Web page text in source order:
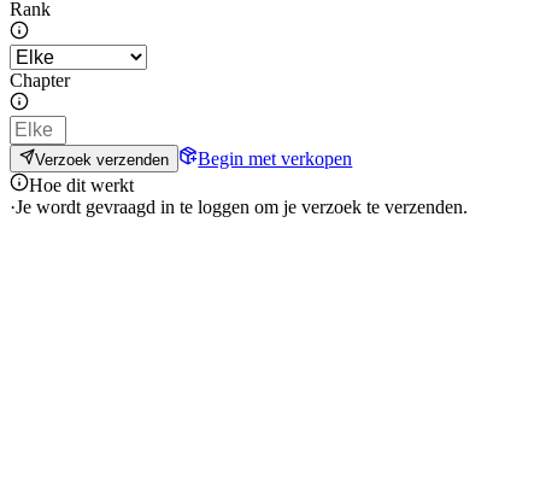
Rank
Chapter
Verzoek verzenden
Begin met verkopen
Hoe dit werkt
·Je wordt gevraagd in te loggen om je verzoek te verzenden.